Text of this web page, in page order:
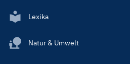
Lexika
Natur & Umwelt